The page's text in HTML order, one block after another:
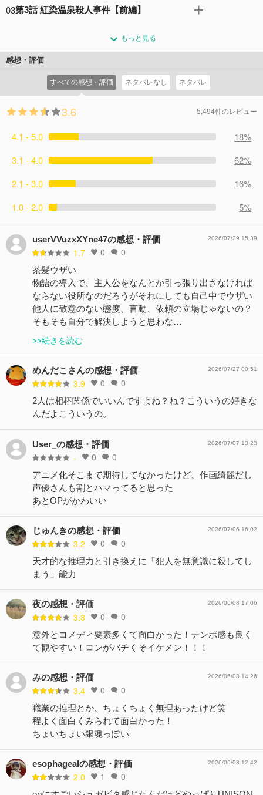
クは一人の探偵を紹介する。訪ねた先にいたのは、ボサボ
やる気満々のロン。だが、雨宮に無能扱いされているトト
雑用レベルの事件ばかりだったが、ロンはなぜか「貯金箱
のお金が減った」という通報に興味を持つ……。
コメント20件
03第3話 紅染温泉殺人事件【前編】
を当てたロン。その旅行にトトがつき合い、二人は紅染温
泉の古びた宿・紅染旅館に宿泊する。出迎えた番頭は愛想
ら派遣された「追跡学」教官、シュピッツ・ファイアだっ
た。
コメント17件 拍手25回
もっと見る
感想・評価
すべての感想・評価 ネタバレなし ネタバレ
3.6 5,494件のレビュー
4.1 - 5.0
18%
3.1 - 4.0
62%
2.1 - 3.0
16%
1.0 - 2.0
5%
userVVuzxXYne47の感想・評価
1.7 0 0
2026/07/29 15:39
茶髪ウザい
物語の導入で、主人公をなんとか引っ張り出さなければ
ならない役所なのだろうがそれにしても自己中でウザい
他人に敬意のない態度、言動、依頼の立場じゃないの？
そもそも自分で解決しようと思わな…
>>続きを読む
めんだこさんの感想・評価
3.9 0 0
2026/07/27 00:51
2人は相棒関係でいいんですよね？ね？こういうの好きな
んだよこういうの。
User_の感想・評価
- 0 0
2026/07/07 13:23
アニメ化そこまで期待してなかったけど、作画綺麗だし
声優さんも割とハマってると思った
あとOPがかわいい
じゅんきの感想・評価
3.2 0 0
2026/07/06 16:02
天才的な推理力と引き換えに「犯人を無意識に殺してし
まう」能力
夜の感想・評価
3.8 0 0
2026/06/08 17:06
意外とコメディ要素多くて面白かった！テンポ感も良く
て観やすい！ロンがバチくそイケメン！！！
みの感想・評価
3.4 0 0
2026/06/03 14:26
職業の推理とか、ちょくちょく無理あったけど笑
程よく面白くみられて面白かった！
ちょいちょい銀魂っぽい
esophagealの感想・評価
2.0 1 0
2026/06/03 12:42